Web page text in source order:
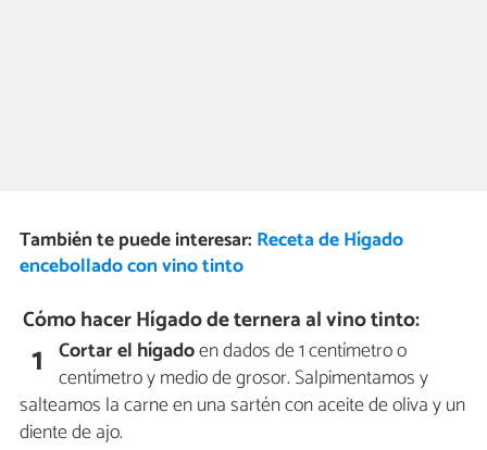
También te puede interesar: Receta de Hígado
encebollado con vino tinto
Cómo hacer Hígado de ternera al vino tinto:
1 Cortar el hígadoen dados de 1 centímetro o
centímetro y medio de grosor. Salpimentamos y
salteamos la carne en una sartén con aceite de oliva y un
diente de ajo.